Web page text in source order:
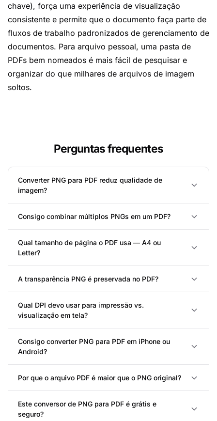
chave), força uma experiência de visualização
consistente e permite que o documento faça parte de
fluxos de trabalho padronizados de gerenciamento de
documentos. Para arquivo pessoal, uma pasta de
PDFs bem nomeados é mais fácil de pesquisar e
organizar do que milhares de arquivos de imagem
soltos.
Perguntas frequentes
Converter PNG para PDF reduz qualidade de
imagem?
Consigo combinar múltiplos PNGs em um PDF?
Qual tamanho de página o PDF usa — A4 ou
Letter?
A transparência PNG é preservada no PDF?
Qual DPI devo usar para impressão vs.
visualização em tela?
Consigo converter PNG para PDF em iPhone ou
Android?
Por que o arquivo PDF é maior que o PNG original?
Este conversor de PNG para PDF é grátis e
seguro?